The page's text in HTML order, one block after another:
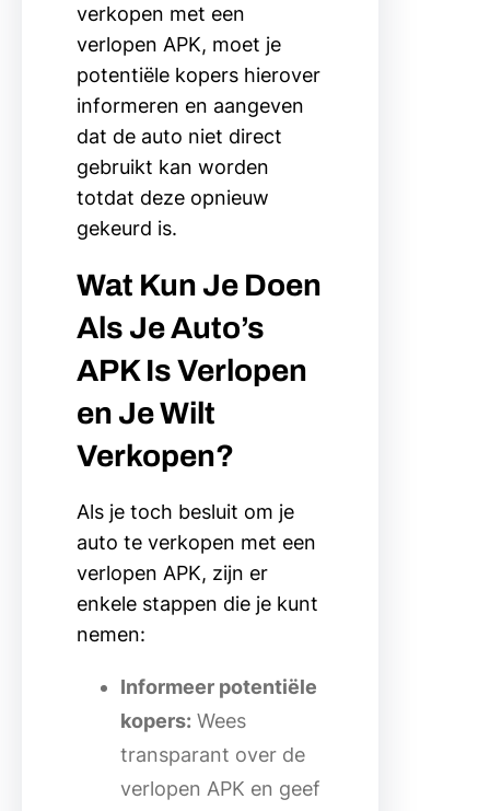
verkopen met een
verlopen APK, moet je
potentiële kopers hierover
informeren en aangeven
dat de auto niet direct
gebruikt kan worden
totdat deze opnieuw
gekeurd is.
Wat Kun Je Doen
Als Je Auto’s
APK Is Verlopen
en Je Wilt
Verkopen?
Als je toch besluit om je
auto te verkopen met een
verlopen APK, zijn er
enkele stappen die je kunt
nemen:
Informeer potentiële
kopers: Wees
transparant over de
verlopen APK en geef